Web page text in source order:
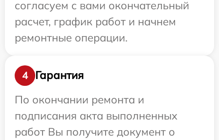
согласуем с вами окончательный
расчет, график работ и начнем
ремонтные операции.
4
Гарантия
По окончании ремонта и
подписания акта выполненных
работ Вы получите документ о